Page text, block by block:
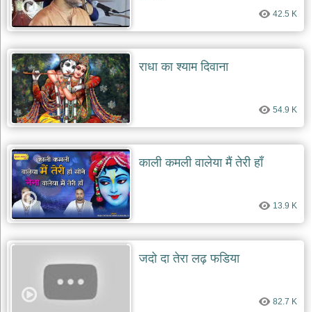
42.5 K
राधा का श्याम दिवाना
54.9 K
काली कमली वालेया मैं तेरी हाँ
13.9 K
जदो दा तेरा लढ़ फडिया
82.7 K